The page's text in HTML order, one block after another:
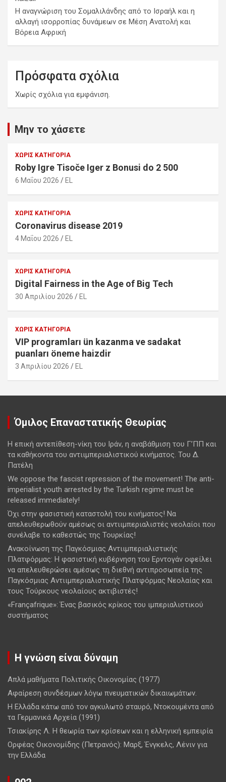
Η αναγνώριση του Σομαλιλάνδης από το Ισραήλ και η
αλλαγή ισορροπίας δυνάμεων σε Μέση Ανατολή και
Βόρεια Αφρική
Πρόσφατα σχόλια
Χωρίς σχόλια για εμφάνιση.
Μην το χάσετε
ΧΩΡΊΣ ΚΑΤΗΓΟΡΊΑ
Roby Igre Tisoče Iger z Bonusi do 2 500
6 Μαΐου 2026 EL
ΧΩΡΊΣ ΚΑΤΗΓΟΡΊΑ
Coronavirus disease 2019
4 Μαΐου 2026 EL
ΧΩΡΊΣ ΚΑΤΗΓΟΡΊΑ
Digital Fairness in the Age of Big Tech
30 Απριλίου 2026 EL
ΧΩΡΊΣ ΚΑΤΗΓΟΡΊΑ
VIP programları ün kazanma ve sadakat
puanları öneme haizdir
3 Απριλίου 2026 EL
Όμιλος Επαναστατικής Θεωρίας
Η επική αντεπίθεση-νίκη του Ιράν, η αναβάθμιση του Γ’ΠΠ και
τα καθήκοντα του αντιιμπεριαλιστικού κινήματος. Του Δ.
Πατέλη
We oppose the fascist repression of the movement! The anti-
imperialist youth arrested by the Turkish regime must be
released immediately!
Όχι στην φασιστική καταστολή του κινήματος! Να
απελευθερωθούν αμέσως οι αντιιμπεριαλιστές νεολαίοι που
συνέλαβε το καθεστώς της Τουρκίας!
Ανακοίνωση της Παγκόσμιας Αντιιμπεριαλιστικής
Πλατφόρμας: Η φασιστική κυβέρνηση του Ερντογάν οφείλει
να απελευθερώσει αμέσως τη διεθνή αντιπροσωπεία της
Παγκόσμιας Αντιιμπεριαλιστικής Πλατφόρμας Νεολαίας και
τους Τούρκους νεολαίους ακτιβιστές!
«Françafrique»: Ένας βασικός κρίκος του ιμπεριαλιστικού
συστήματος
Η γνώση είναι δύναμη
Απλά μαθήματα Πολιτικής Οικονομίας (1977)
Αφαίρεση συνδέσμων λόγω πνευματικών δικαιωμάτων.
Η Ελλάδα κάτω από τον αγκυλωτό σταυρό, Ντοκουμέντα από
τα Γερμανικά Αρχεία (1991)
Τσιακίρης Λ. Η θεωρία των κρίσεων και η ελληνική εμπειρία
Ορφέας Οικονομίδης (Πετρανός): Μαρξ, Ένγκελς, Λένιν για
την Ελλάδα